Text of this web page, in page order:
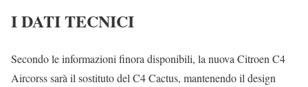
I DATI TECNICI
Secondo le informazioni finora disponibili, la nuova Citroen C4
Aircorss sarà il sostituto del C4 Cactus, mantenendo il design